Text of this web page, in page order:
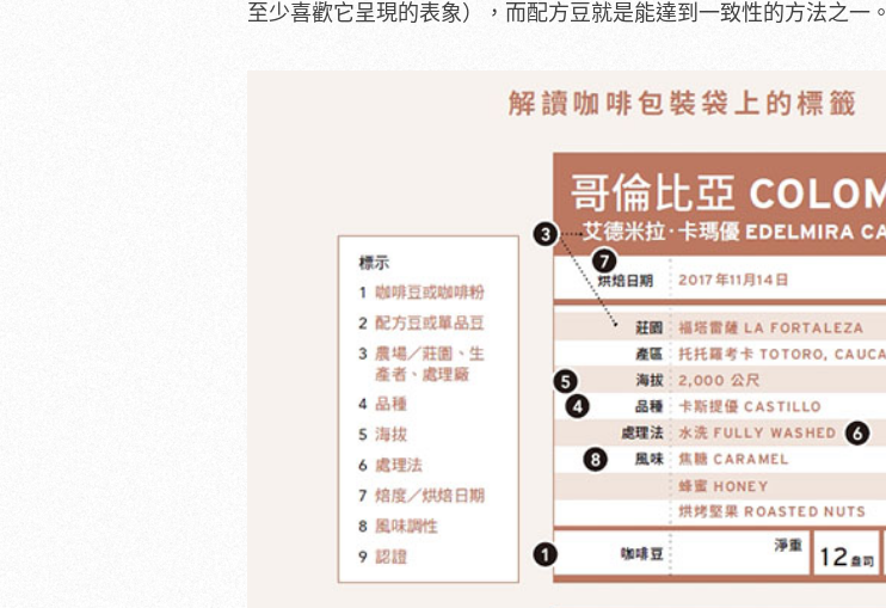
至少喜歡它呈現的表象），而配方豆就是能達到一致性的方法之一。